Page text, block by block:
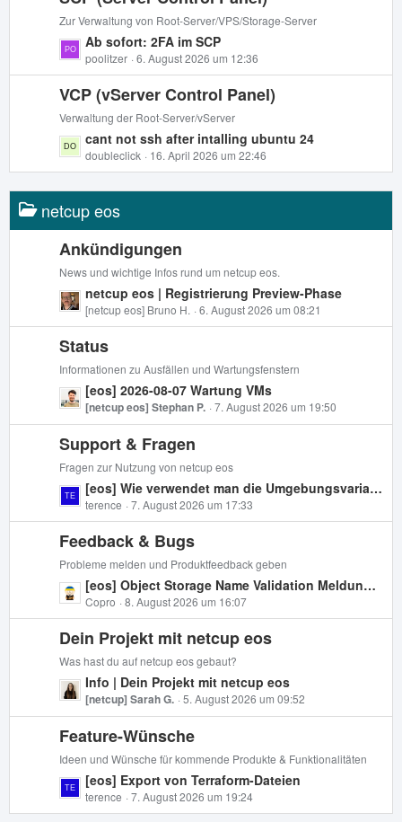
t
r
ä
g
e
t
e
B
e
i
r
ä
g
e
Zur Verwaltung von Root-Server/VPS/Storage-Server
L
e
t
z
t
e
B
e
t
r
ä
g
e
Ab sofort: 2FA im SCP
poolitzer 6. August 2026 um 12:36
VCP (vServer Control Panel)
Verwaltung der Root-Server/vServer
L
e
t
z
t
e
B
e
i
t
ä
g
e
cant not ssh after intalling ubuntu 24
doubleclick 16. April 2026 um 22:46
netcup eos
Ankündigungen
News und wichtige Infos rund um netcup eos.
L
e
t
z
t
e
B
i
t
r
ä
g
e
netcup eos | Registrierung Preview-Phase
[netcup eos] Bruno H. 6. August 2026 um 08:21
Status
Informationen zu Ausfällen und Wartungsfenstern
L
e
t
z
t
B
i
t
r
ä
g
e
[eos] 2026-08-07 Wartung VMs
[netcup eos] Stephan P. 7. August 2026 um 19:50
Support & Fragen
Fragen zur Nutzung von netcup eos
L
e
t
z
t
e
B
e
i
t
r
ä
g
e
[eos] Wie verwendet man die Umgebungsvariablen EOS_CLIENT_* mit OpenTofu?
terence 7. August 2026 um 17:33
Feedback & Bugs
Probleme melden und Produktfeedback geben
L
e
t
z
t
e
B
i
t
r
ä
g
e
[eos] Object Storage Name Validation Meldungen falsch
Copro 8. August 2026 um 16:07
Dein Projekt mit netcup eos
Was hast du auf netcup eos gebaut?
L
e
t
z
t
B
Info | Dein Projekt mit netcup eos
[netcup] Sarah G. 5. August 2026 um 09:52
Feature-Wünsche
Ideen und Wünsche für kommende Produkte & Funktionalitäten
L
e
t
[eos] Export von Terraform-Dateien
terence 7. August 2026 um 19:24